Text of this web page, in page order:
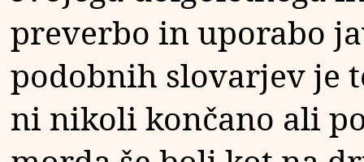
preverbo in uporabo
podobnih slovarjev je
ni nikoli končano ali